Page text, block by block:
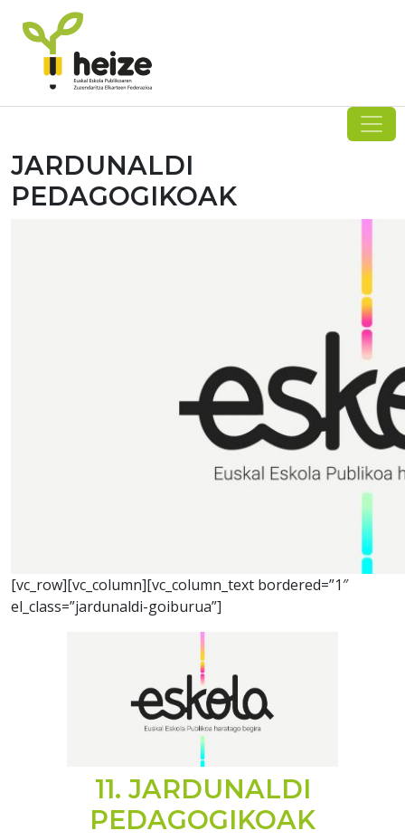
content
JARDUNALDI
PEDAGOGIKOAK
[vc_row][vc_column][vc_column_text bordered=”1″
el_class=”jardunaldi-goiburua”]
11. JARDUNALDI
PEDAGOGIKOAK